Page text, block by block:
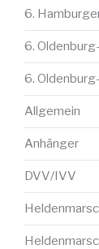
6.
6.
6.
Allgemein
Anhänger
DVV/IVV